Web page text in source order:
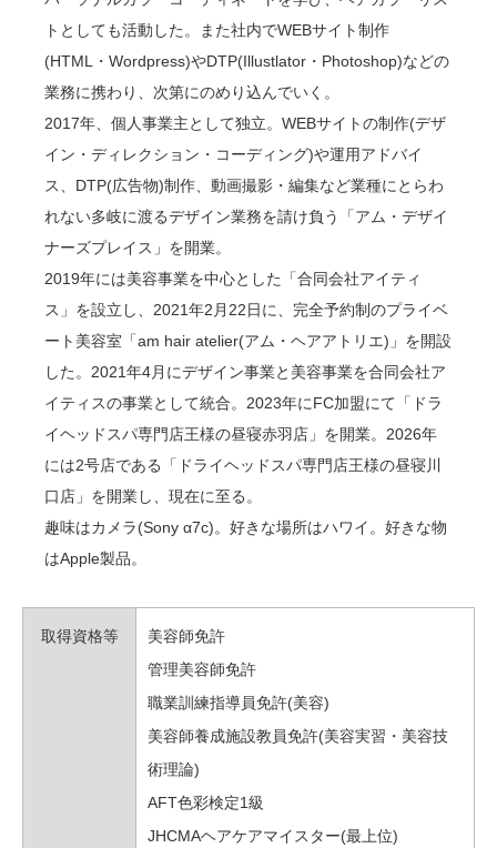
トとしても活動した。また社内でWEBサイト制作
(HTML・Wordpress)やDTP(Illustlator・Photoshop)などの
業務に携わり、次第にのめり込んでいく。
2017年、個人事業主として独立。WEBサイトの制作(デザ
イン・ディレクション・コーディング)や運用アドバイ
ス、DTP(広告物)制作、動画撮影・編集など業種にとらわ
れない多岐に渡るデザイン業務を請け負う「アム・デザイ
ナーズプレイス」を開業。
2019年には美容事業を中心とした「合同会社アイティ
ス」を設立し、2021年2月22日に、完全予約制のプライベ
ート美容室「am hair atelier(アム・ヘアアトリエ)」を開設
した。2021年4月にデザイン事業と美容事業を合同会社ア
イティスの事業として統合。2023年にFC加盟にて「ドラ
イヘッドスパ専門店王様の昼寝赤羽店」を開業。2026年
には2号店である「ドライヘッドスパ専門店王様の昼寝川
口店」を開業し、現在に至る。
趣味はカメラ(Sony α7c)。好きな場所はハワイ。好きな物
はApple製品。
取得資格等
美容師免許
管理美容師免許
職業訓練指導員免許(美容)
美容師養成施設教員免許(美容実習・美容技
術理論)
AFT色彩検定1級
JHCMAヘアケアマイスター(最上位)